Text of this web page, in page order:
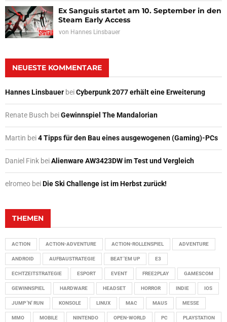
Ex Sanguis startet am 10. September in den
Steam Early Access
von Hannes Linsbauer
NEUESTE KOMMENTARE
Hannes Linsbauer beiCyberpunk 2077 erhält eine Erweiterung
Renate Busch beiGewinnspiel The Mandalorian
Martin bei4 Tipps für den Bau eines ausgewogenen (Gaming)-PCs
Daniel Fink beiAlienware AW3423DW im Test und Vergleich
elromeo beiDie Ski Challenge ist im Herbst zurück!
THEMEN
ACTION ACTION-ADVENTURE ACTION-ROLLENSPIEL ADVENTURE
ANDROID AUFBAUSTRATEGIE BEAT 'EM UP E3
ECHTZEITSTRATEGIE ESPORT EVENT FREE2PLAY GAMESCOM
GEWINNSPIEL HARDWARE HEADSET HORROR INDIE IOS
JUMP 'N' RUN KONSOLE LINUX MAC MAUS MESSE
MMO MOBILE NINTENDO OPEN-WORLD PC PLAYSTATION